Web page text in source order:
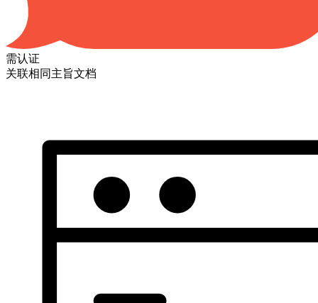
需认证
关联相同主旨文档